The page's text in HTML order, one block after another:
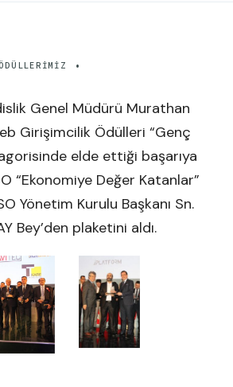
•
Genel Müdürü Murathan
Girişimcilik Ödülleri “Genç
elde ettiği başarıya
“Ekonomiye Değer Katanlar”
Yönetim Kurulu Başkanı Sn.
Bey’den plaketini aldı.